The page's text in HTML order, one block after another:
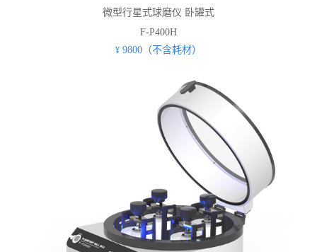
微型行星式球磨仪 卧罐式
F-P400H
¥ 9800（不含耗材）